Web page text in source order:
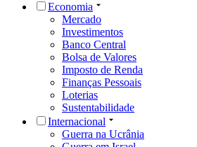
Economia
Mercado
Investimentos
Banco Central
Bolsa de Valores
Imposto de Renda
Finanças Pessoais
Loterias
Sustentabilidade
Internacional
Guerra na Ucrânia